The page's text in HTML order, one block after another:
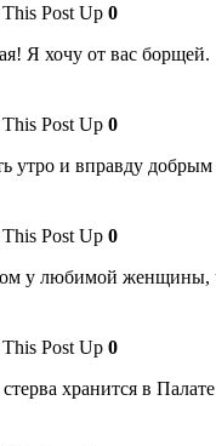
0
Я хочу от вас борщей.
0
утро и вправду
0
у любимой женщины,
0
хранится в